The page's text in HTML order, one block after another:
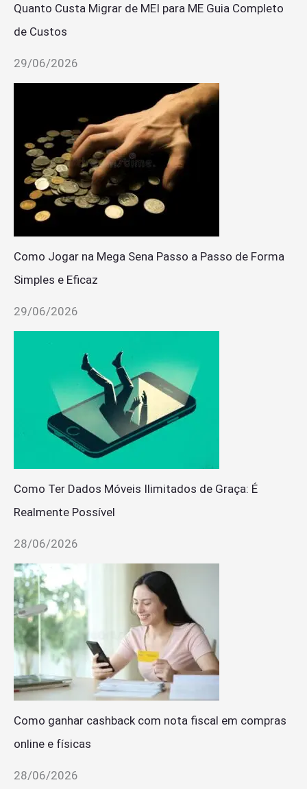
Quanto Custa Migrar de MEI para ME Guia Completo
de Custos
29/06/2026
Como Jogar na Mega Sena Passo a Passo de Forma
Simples e Eficaz
29/06/2026
Como Ter Dados Móveis Ilimitados de Graça: É
Realmente Possível
28/06/2026
Como ganhar cashback com nota fiscal em compras
online e físicas
28/06/2026